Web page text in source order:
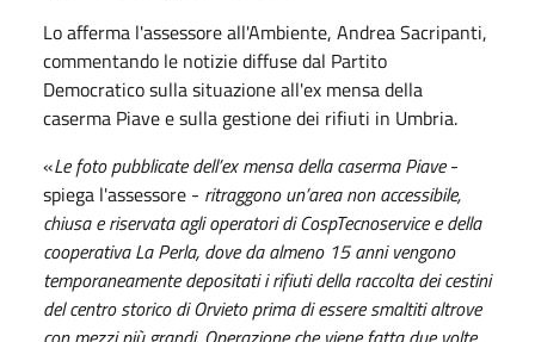
Lo afferma l'assessore all'Ambiente, Andrea Sacripanti,
commentando le notizie diffuse dal Partito
Democratico sulla situazione all'ex mensa della
caserma Piave e sulla gestione dei rifiuti in Umbria.
«Le foto pubblicate dell’ex mensa della caserma Piave-
spiega l'assessore - ritraggono un’area non accessibile,
chiusa e riservata agli operatori di CospTecnoservice e della
cooperativa La Perla, dove da almeno 15 anni vengono
temporaneamente depositati i rifiuti della raccolta dei cestini
del centro storico di Orvieto prima di essere smaltiti altrove